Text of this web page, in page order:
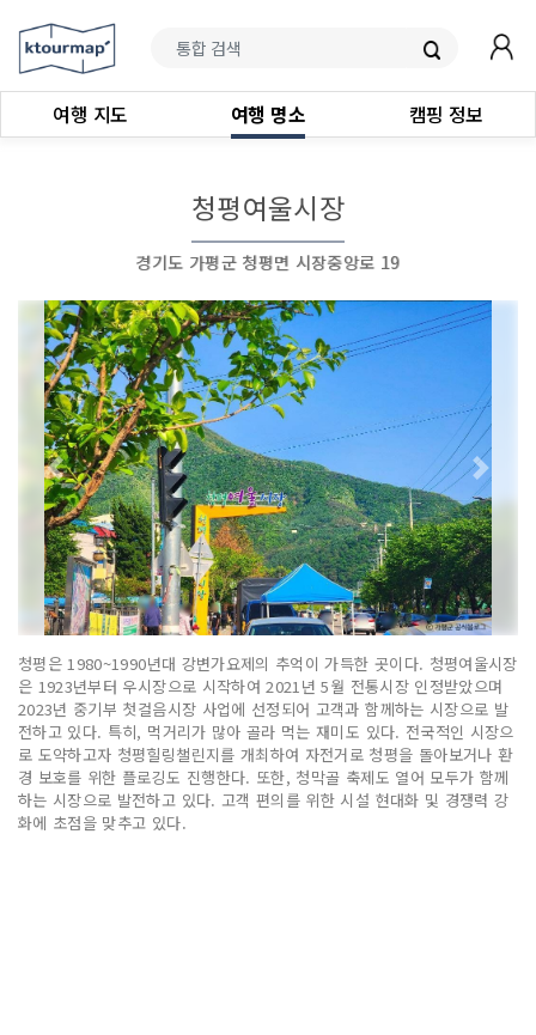
여행 지도 여행 명소 캠핑 정보
청평여울시장
경기도 가평군 청평면 시장중앙로 19
청평은 1980~1990년대 강변가요제의 추억이 가득한 곳이다. 청평여울시장
은 1923년부터 우시장으로 시작하여 2021년 5월 전통시장 인정받았으며
2023년 중기부 첫걸음시장 사업에 선정되어 고객과 함께하는 시장으로 발
전하고 있다. 특히, 먹거리가 많아 골라 먹는 재미도 있다. 전국적인 시장으
로 도약하고자 청평힐링챌린지를 개최하여 자전거로 청평을 돌아보거나 환
경 보호를 위한 플로깅도 진행한다. 또한, 청막골 축제도 열어 모두가 함께
하는 시장으로 발전하고 있다. 고객 편의를 위한 시설 현대화 및 경쟁력 강
화에 초점을 맞추고 있다.